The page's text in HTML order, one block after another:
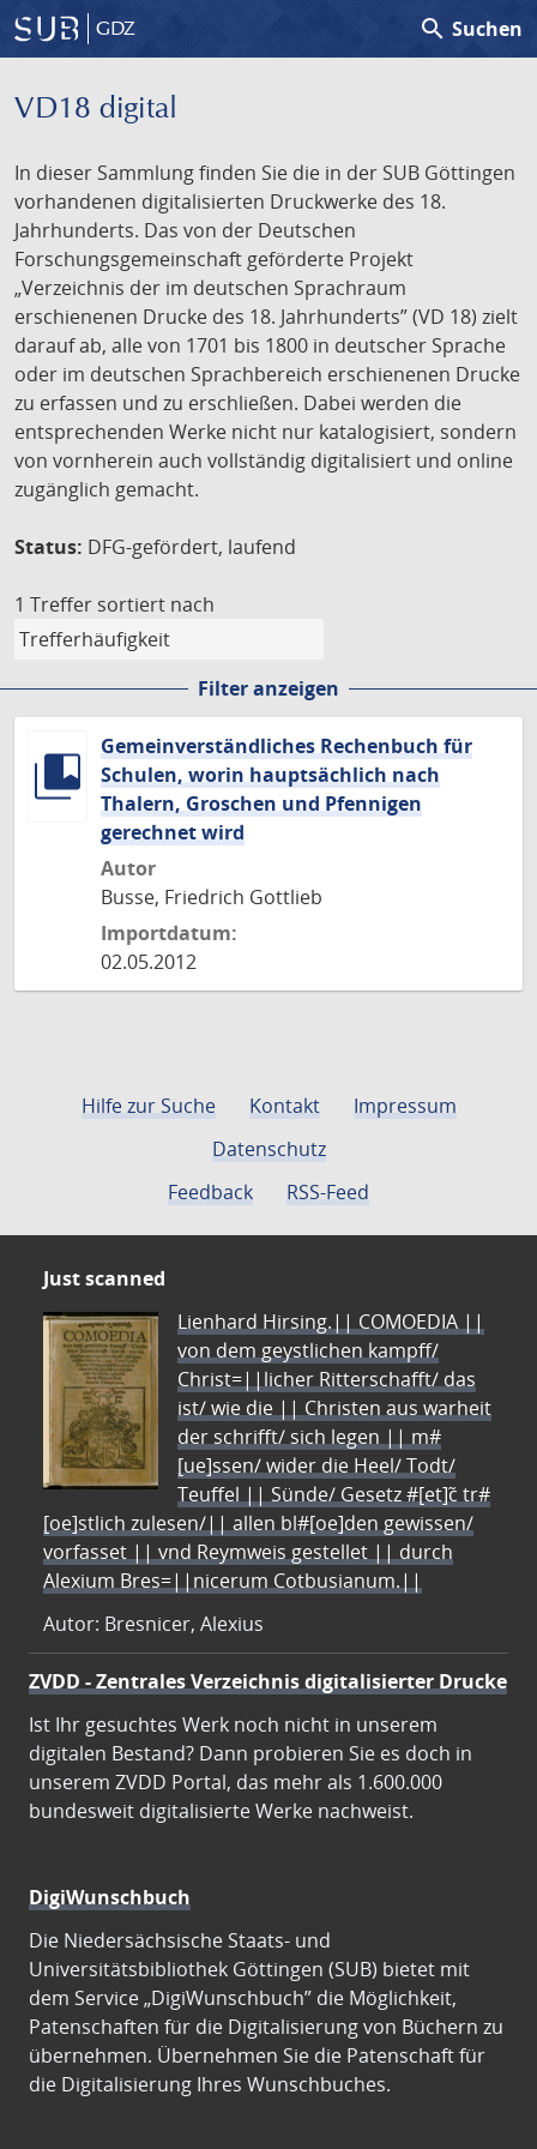
GDZ search Suchen
VD18 digital
In dieser Sammlung finden Sie die in der SUB Göttingen
vorhandenen digitalisierten Druckwerke des 18.
Jahrhunderts. Das von der Deutschen
Forschungsgemeinschaft geförderte Projekt
„Verzeichnis der im deutschen Sprachraum
erschienenen Drucke des 18. Jahrhunderts” (VD 18) zielt
darauf ab, alle von 1701 bis 1800 in deutscher Sprache
oder im deutschen Sprachbereich erschienenen Drucke
zu erfassen und zu erschließen. Dabei werden die
entsprechenden Werke nicht nur katalogisiert, sondern
von vornherein auch vollständig digitalisiert und online
zugänglich gemacht.
Status: DFG-gefördert, laufend
1 Treffer sortiert nach
Filter anzeigen
Gemeinverständliches Rechenbuch für
Schulen, worin hauptsächlich nach
Thalern, Groschen und Pfennigen
gerechnet wird
Autor
Busse, Friedrich Gottlieb
Importdatum:
02.05.2012
Hilfe zur Suche Kontakt
Impressum
Datenschutz
Feedback
RSS-Feed
Just scanned
Lienhard Hirsing.|| COMOEDIA ||
von dem geystlichen kampff/
Christ=||licher Ritterschafft/ das
ist/ wie die || Christen aus warheit
der schrifft/ sich legen || m#
[ue]ssen/ wider die Heel/ Todt/
Teuffel || Sünde/ Gesetz #[et]c̃ tr#
[oe]stlich zulesen/|| allen bl#[oe]den gewissen/
vorfasset || vnd Reymweis gestellet || durch
Alexium Bres=||nicerum Cotbusianum.||
Autor: Bresnicer, Alexius
ZVDD - Zentrales Verzeichnis digitalisierter Drucke
Ist Ihr gesuchtes Werk noch nicht in unserem
digitalen Bestand? Dann probieren Sie es doch in
unserem ZVDD Portal, das mehr als 1.600.000
bundesweit digitalisierte Werke nachweist.
DigiWunschbuch
Die Niedersächsische Staats- und
Universitätsbibliothek Göttingen (SUB) bietet mit
dem Service „DigiWunschbuch” die Möglichkeit,
Patenschaften für die Digitalisierung von Büchern zu
übernehmen. Übernehmen Sie die Patenschaft für
die Digitalisierung Ihres Wunschbuches.